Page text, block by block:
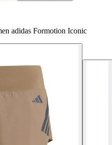
adidas Formotion Iconic